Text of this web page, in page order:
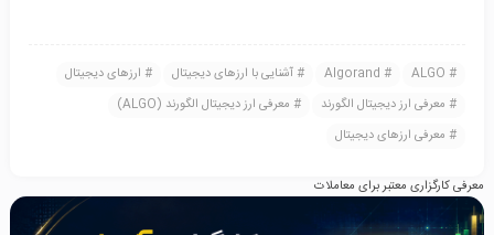
ALGO
Algorand آشنایی با ارزهای دیجیتال
ارزهای دیجیتال
معرفی ارز دیجیتال الگورند
معرفی ارز دیجیتال الگورند (ALGO)
معرفی ارزهای دیجیتال
معرفی کارگزاری معتبر برای معاملات